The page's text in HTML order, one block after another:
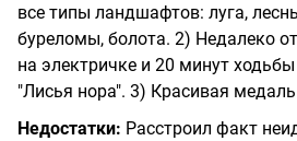
все типы ландшафтов: луга,
буреломы, болота. 2) Недалеко
на электричке и 20 минут
"Лисья нора". 3) Красивая
Недостатки: Расстроил факт